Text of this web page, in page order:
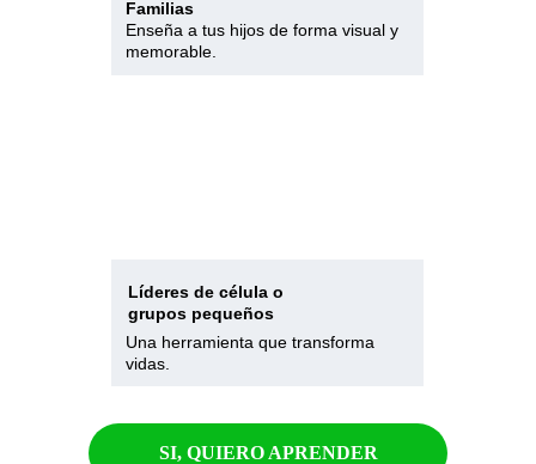
Familias
Enseña a tus hijos de forma visual y
memorable.
Líderes de célula o
grupos pequeños
Una herramienta que transforma
vidas.
SI, QUIERO APRENDER